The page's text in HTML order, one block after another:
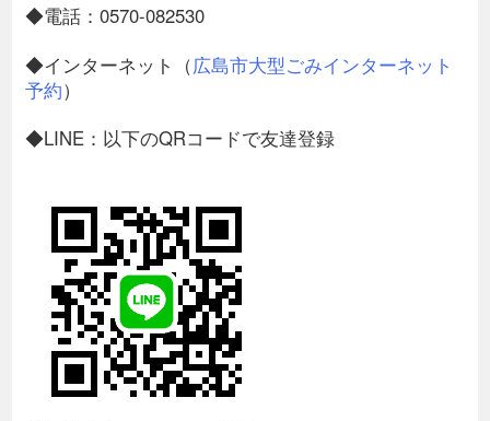
◆電話：0570-082530
◆インターネット（広島市大型ごみインターネット
予約）
◆LINE：以下のQRコードで友達登録